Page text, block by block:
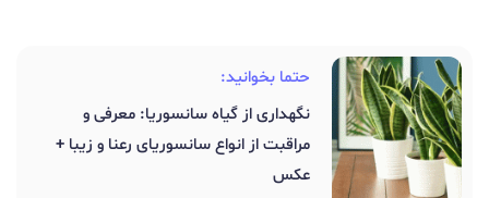
حتما بخوانید:
نگهداری از گیاه سانسوریا: معرفی و
مراقبت از انواع سانسوریای رعنا و زیبا +
عکس